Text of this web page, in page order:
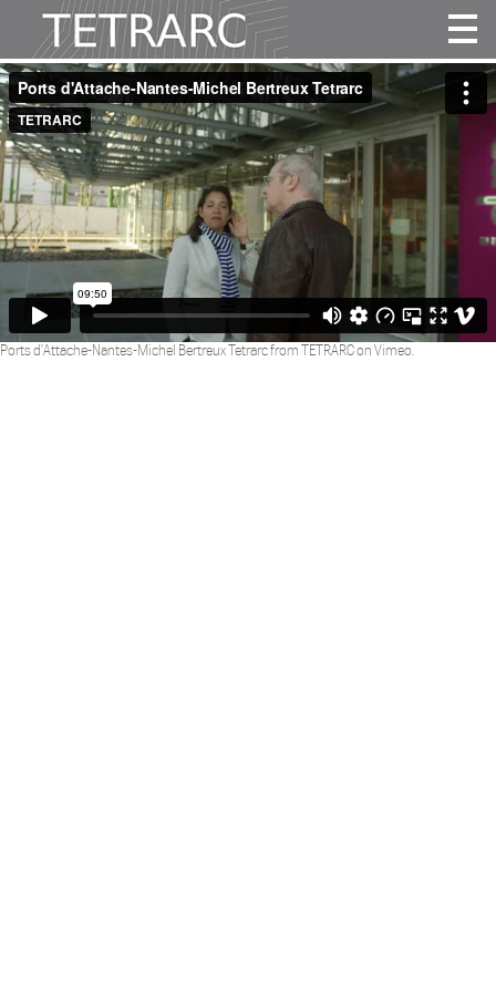
Actualité
Projets
Agence
Vidéos
Publications
Contact
Ports d'Attache-Nantes-Michel Bertreux Tetrarcfrom TETRARCon Vimeo.